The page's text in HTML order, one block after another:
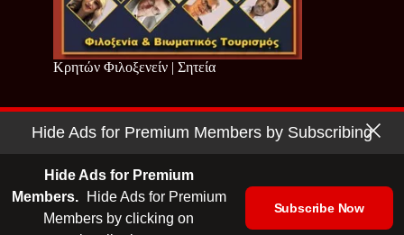
Κρητών Φιλοξενείν | Σητεία
Copyright © 2026 - Cretan Business | Κρητών Επιχειρείν
Hide Ads for Premium Members by Subscribing
Hide Ads for Premium
Members.
Hide Ads for Premium
Members by clicking on
Subscribe Now